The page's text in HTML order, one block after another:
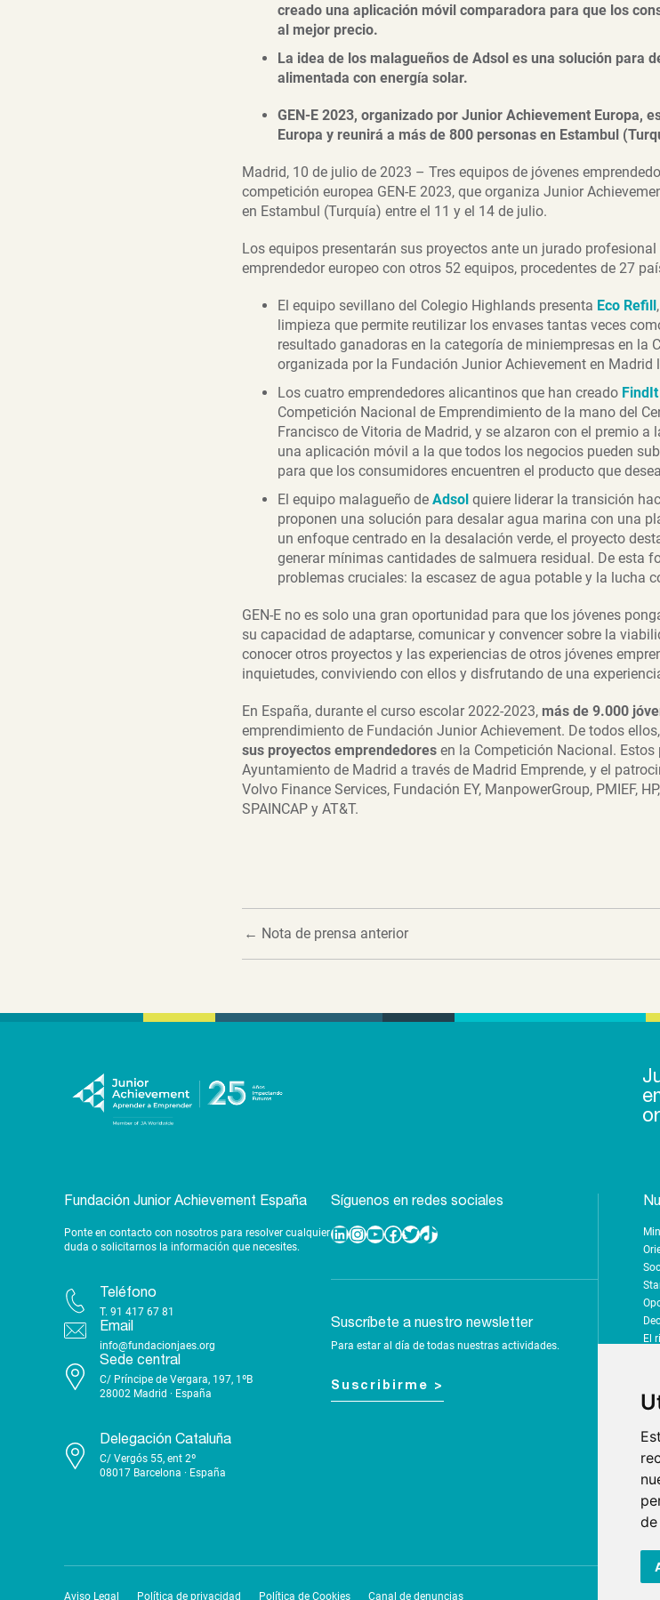
creado una aplicación móvil comparadora para que los
al mejor precio.
La idea de los malagueños de Adsol es una solución para
alimentada con energía solar.
GEN-E 2023, organizado por Junior Achievement Europa,
Europa y reunirá a más de 800 personas en Estambul
Madrid, 10 de julio de 2023 – Tres equipos de jóvenes
competición europea GEN-E 2023, que organiza Junior
en Estambul (Turquía) entre el 11 y el 14 de julio.
Los equipos presentarán sus proyectos ante un jurado
emprendedor europeo con otros 52 equipos, procedentes de 27
El equipo sevillano del Colegio Highlands presenta Eco Refill
limpieza que permite reutilizar los envases tantas veces
resultado ganadoras en la categoría de miniempresas en la
organizada por la Fundación Junior Achievement en Madrid
Los cuatro emprendedores alicantinos que han creado
Competición Nacional de Emprendimiento de la mano del
Francisco de Vitoria de Madrid, y se alzaron con el premio a
una aplicación móvil a la que todos los negocios pueden
para que los consumidores encuentren el producto que
El equipo malagueño de Adsol quiere liderar la transición
proponen una solución para desalar agua marina con una
un enfoque centrado en la desalación verde, el proyecto
generar mínimas cantidades de salmuera residual. De esta
problemas cruciales: la escasez de agua potable y la lucha
GEN-E no es solo una gran oportunidad para que los jóvenes
su capacidad de adaptarse, comunicar y convencer sobre la
conocer otros proyectos y las experiencias de otros jóvenes
inquietudes, conviviendo con ellos y disfrutando de una
En España, durante el curso escolar 2022-2023, más de 9.000
emprendimiento de Fundación Junior Achievement. De todos ellos,
sus proyectos emprendedores en la Competición Nacional.
Ayuntamiento de Madrid a través de Madrid Emprende, y el
Volvo Finance Services, Fundación EY, ManpowerGroup, PMIEF,
SPAINCAP y AT&T.
← Nota de prensa anterior
Fundación Junior Achievement España
Ponte en contacto con nosotros para resolver cualquier
duda o solicitarnos la información que necesites.
Teléfono
T. 91 417 67 81
Email
info@fundacionjaes.org
Sede central
C/ Príncipe de Vergara, 197, 1ºB
28002 Madrid · España
Delegación Cataluña
C/ Vergós 55, ent 2º
08017 Barcelona · España
Síguenos en redes sociales
Linkedin Instagram YouTube Facebook Twitter TikTok
Suscríbete a nuestro newsletter
Para estar al día de todas nuestras actividades.
Suscribirme >
El
Yo
Aviso Legal Política de privacidad Política de Cookies Canal de denuncias